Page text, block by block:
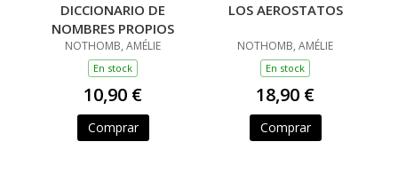
DICCIONARIO DE
NOMBRES PROPIOS
NOTHOMB, AMÉLIE
En stock
10,90 €
Comprar
LOS AEROSTATOS
NOTHOMB, AMÉLIE
En stock
18,90 €
Comprar